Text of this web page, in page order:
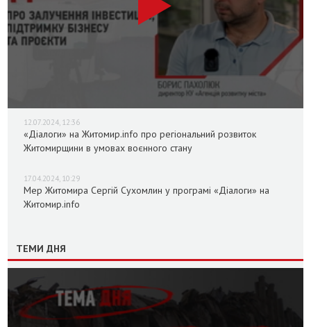
12.07.2024, 12:36
«Діалоги» на Житомир.info про регіональний розвиток
Житомирщини в умовах воєнного стану
17.04.2024, 10:29
Мер Житомира Сергій Сухомлин у програмі «Діалоги» на
Житомир.info
ТЕМИ ДНЯ